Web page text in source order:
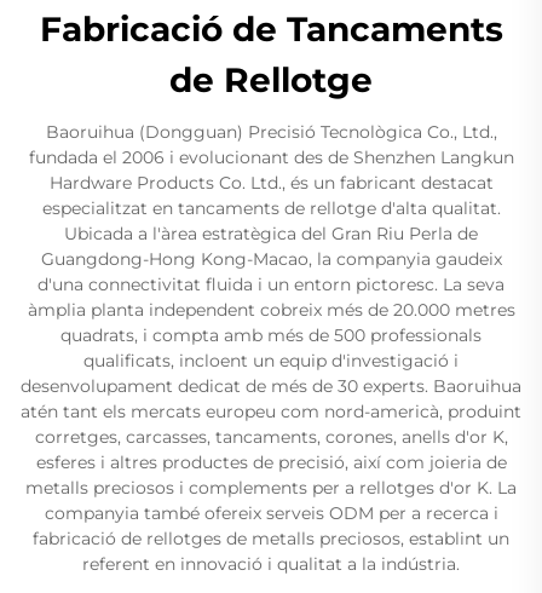
Fabricació de Tancaments
de Rellotge
Baoruihua (Dongguan) Precisió Tecnològica Co., Ltd.,
fundada el 2006 i evolucionant des de Shenzhen Langkun
Hardware Products Co. Ltd., és un fabricant destacat
especialitzat en tancaments de rellotge d'alta qualitat.
Ubicada a l'àrea estratègica del Gran Riu Perla de
Guangdong-Hong Kong-Macao, la companyia gaudeix
d'una connectivitat fluida i un entorn pictoresc. La seva
àmplia planta independent cobreix més de 20.000 metres
quadrats, i compta amb més de 500 professionals
qualificats, incloent un equip d'investigació i
desenvolupament dedicat de més de 30 experts. Baoruihua
atén tant els mercats europeu com nord-americà, produint
corretges, carcasses, tancaments, corones, anells d'or K,
esferes i altres productes de precisió, així com joieria de
metalls preciosos i complements per a rellotges d'or K. La
companyia també ofereix serveis ODM per a recerca i
fabricació de rellotges de metalls preciosos, establint un
referent en innovació i qualitat a la indústria.